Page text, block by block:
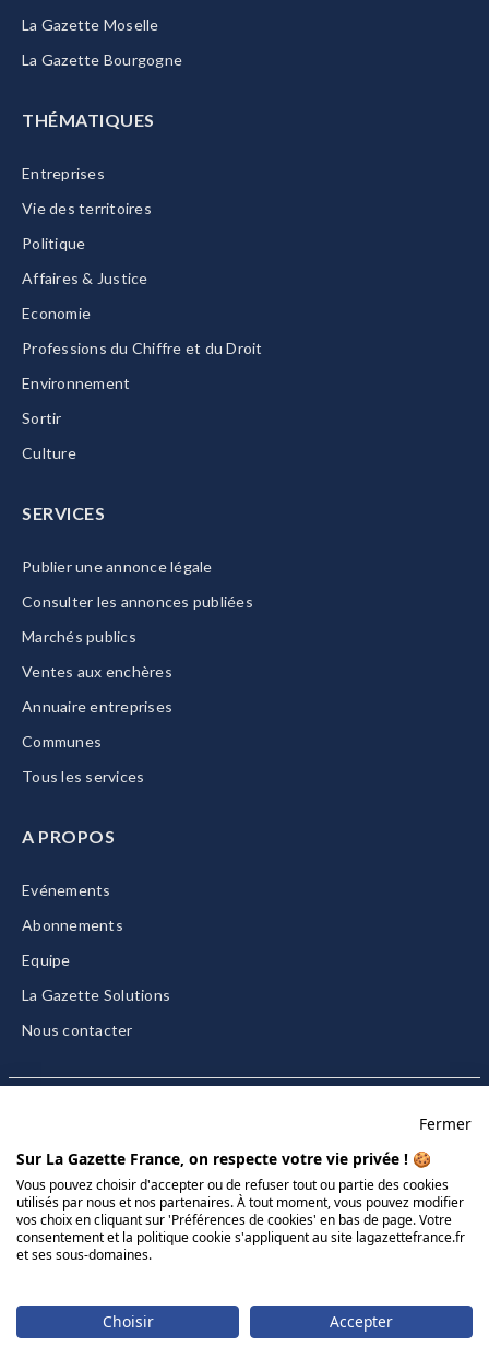
La Gazette Moselle
La Gazette Bourgogne
THÉMATIQUES
Entreprises
Vie des territoires
Politique
Affaires & Justice
Economie
Professions du Chiffre et du Droit
Environnement
Sortir
Culture
SERVICES
Publier une annonce légale
Consulter les annonces publiées
Marchés publics
Ventes aux enchères
Annuaire entreprises
Communes
Tous les services
A PROPOS
Evénements
Abonnements
Equipe
La Gazette Solutions
Nous contacter
CGU/CGV
Données personnelles
Charte sur les cookies
© 2026 La Gazette France
Fermer
Sur La Gazette France, on respecte votre vie privée ! 🍪
Vous pouvez choisir d'accepter ou de refuser tout ou partie des cookies
utilisés par nous et nos partenaires. À tout moment, vous pouvez modifier
vos choix en cliquant sur 'Préférences de cookies' en bas de page. Votre
consentement et la politique cookie s'appliquent au site lagazettefrance.fr
et ses sous-domaines.
Choisir Accepter